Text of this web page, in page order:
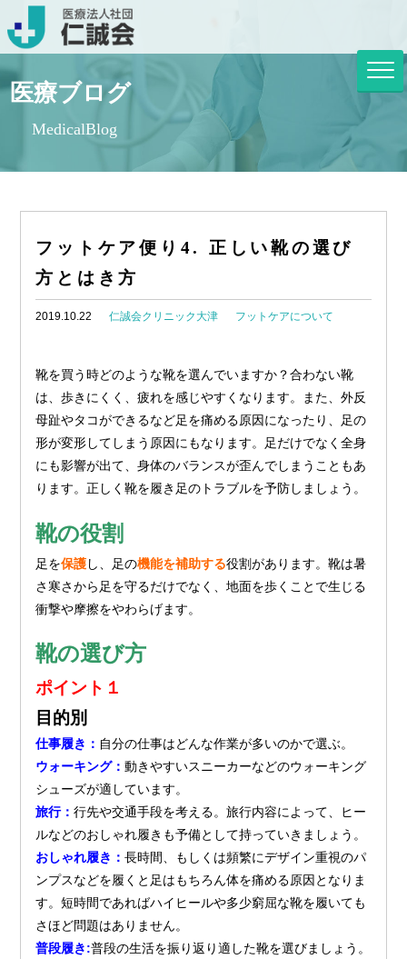
医療ブログ
MedicalBlog
フットケア便り4. 正しい靴の選び
方とはき方
2019.10.22 仁誠会クリニック大津 フットケアについて
靴を買う時どのような靴を選んでいますか？合わない靴
は、歩きにくく、疲れを感じやすくなります。また、外反
母趾やタコができるなど足を痛める原因になったり、足の
形が変形してしまう原因にもなります。足だけでなく全身
にも影響が出て、身体のバランスが歪んでしまうこともあ
ります。正しく靴を履き足のトラブルを予防しましょう。
靴の役割
足を保護し、足の機能を補助する役割があります。靴は暑
さ寒さから足を守るだけでなく、地面を歩くことで生じる
衝撃や摩擦をやわらげます。
靴の選び方
ポイント１
目的別
仕事履き： 自分の仕事はどんな作業が多いのかで選ぶ。
ウォーキング：動きやすいスニーカーなどのウォーキング
シューズが適しています。
旅行：行先や交通手段を考える。旅行内容によって、ヒー
ルなどのおしゃれ履きも予備として持っていきましょう。
おしゃれ履き：長時間、もしくは頻繁にデザイン重視のパ
ンプスなどを履くと足はもちろん体を痛める原因となりま
す。短時間であればハイヒールや多少窮屈な靴を履いても
さほど問題はありません。
普段履き:普段の生活を振り返り適した靴を選びましょう。